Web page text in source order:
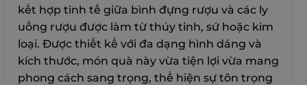
kết hợp tinh tế giữa bình đựng rượu và các ly
uống rượu được làm từ thủy tinh, sứ hoặc kim
loại. Được thiết kế với đa dạng hình dáng và
kích thước, món quà này vừa tiện lợi vừa mang
phong cách sang trọng, thể hiện sự tôn trọng